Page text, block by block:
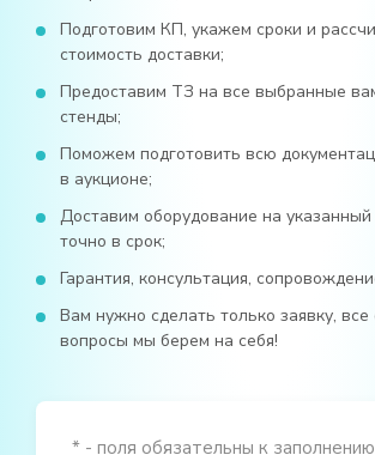
Подготовим КП, укажем сроки и
стоимость доставки;
Предоставим ТЗ на все выбранные
стенды;
Поможем подготовить всю
в аукционе;
Доставим оборудование на
точно в срок;
Гарантия, консультация,
Вам нужно сделать только заявку,
вопросы мы берем на себя!
* - поля обязательны к